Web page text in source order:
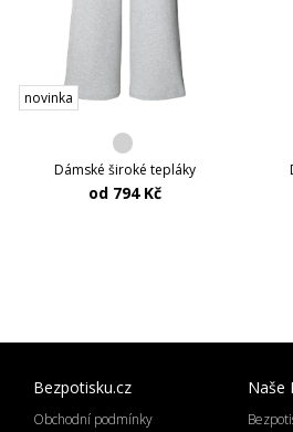
novinka
Dámské široké tepláky
od 794 Kč
Bezpotisku.cz
Obchodní podmínky
Naše